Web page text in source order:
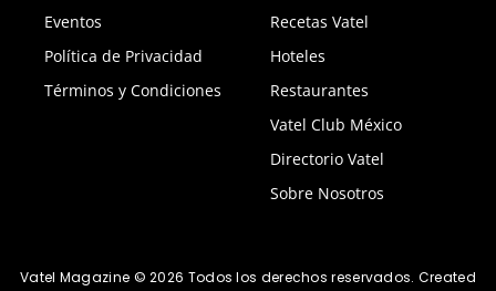
Eventos
Política de Privacidad
Términos y Condiciones
Recetas Vatel
Hoteles
Restaurantes
Vatel Club México
Directorio Vatel
Sobre Nosotros
Vatel Magazine © 2026 Todos los derechos reservados. Created